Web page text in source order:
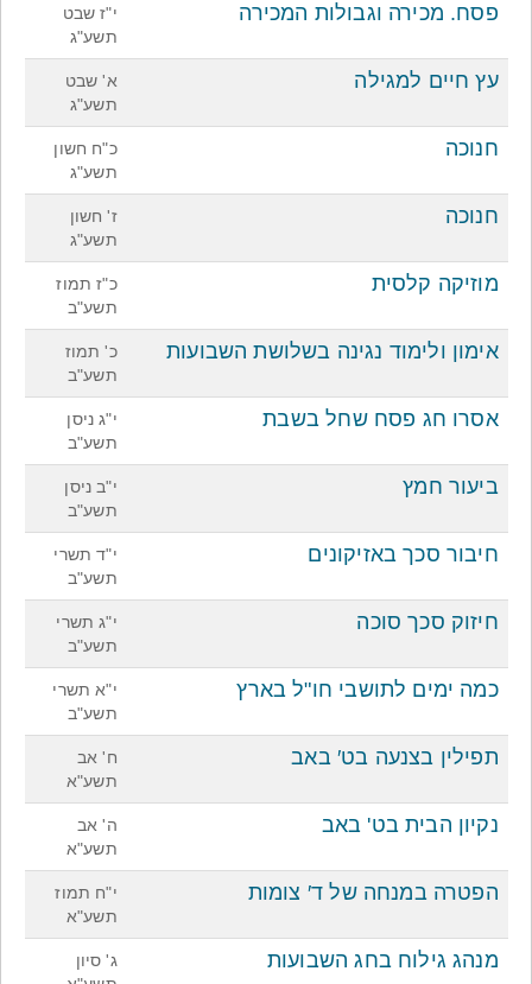
פסח. מכירה וגבולות המכירה
י"ז שבט
תשע"ג
עץ חיים למגילה
א' שבט
תשע"ג
חנוכה
כ"ח חשון
תשע"ג
חנוכה
ז' חשון
תשע"ג
מוזיקה קלסית
כ"ז תמוז
תשע"ב
אימון ולימוד נגינה בשלושת השבועות
כ' תמוז
תשע"ב
אסרו חג פסח שחל בשבת
י"ג ניסן
תשע"ב
ביעור חמץ
י"ב ניסן
תשע"ב
חיבור סכך באזיקונים
י"ד תשרי
תשע"ב
חיזוק סכך סוכה
י"ג תשרי
תשע"ב
כמה ימים לתושבי חו"ל בארץ
י"א תשרי
תשע"ב
תפילין בצנעה בט′ באב
ח' אב
תשע"א
נקיון הבית בט' באב
ה' אב
תשע"א
הפטרה במנחה של ד′ צומות
י"ח תמוז
תשע"א
מנהג גילוח בחג השבועות
ג' סיון